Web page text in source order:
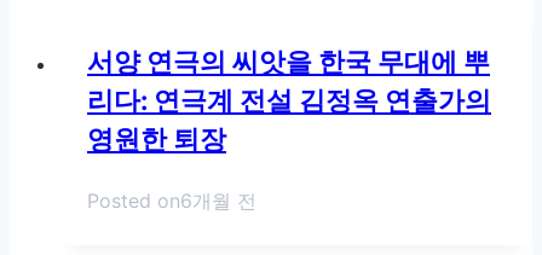
서양 연극의 씨앗을 한국 무대에 뿌
리다: 연극계 전설 김정옥 연출가의
영원한 퇴장
Posted on6개월 전